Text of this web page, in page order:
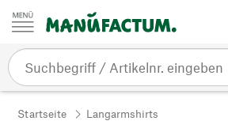
Zum Inhalt springen
Startseite Langarmshirts